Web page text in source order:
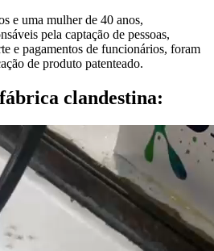
e uma mulher de 40 anos,
pela captação de pessoas,
e pagamentos de funcionários, foram
de produto patenteado.
clandestina: